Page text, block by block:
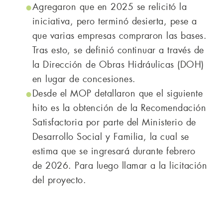
Agregaron que en 2025 se relicitó la
iniciativa, pero terminó desierta, pese a
que varias empresas compraron las bases.
Tras esto, se definió continuar a través de
la Dirección de Obras Hidráulicas (DOH)
en lugar de concesiones.
Desde el MOP detallaron que el siguiente
hito es la obtención de la Recomendación
Satisfactoria por parte del Ministerio de
Desarrollo Social y Familia, la cual se
estima que se ingresará durante febrero
de 2026. Para luego llamar a la licitación
del proyecto.